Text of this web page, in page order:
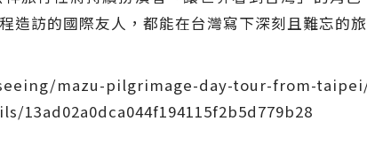
訪的國際友人，都能在台灣寫下深刻且難忘的旅
mazu-pilgrimage-day-tour-from-